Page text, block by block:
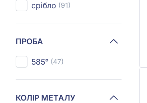
срібло (91)
ПРОБА
585° (47)
КОЛІР МЕТАЛУ